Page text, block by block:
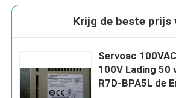
Krijg de beste prijs
Servoac
100V Lading 50
R7D-BPA5L de